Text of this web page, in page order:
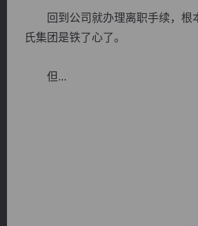
回到公司就办理离职手续，根本
氏集团是铁了心了。
但...